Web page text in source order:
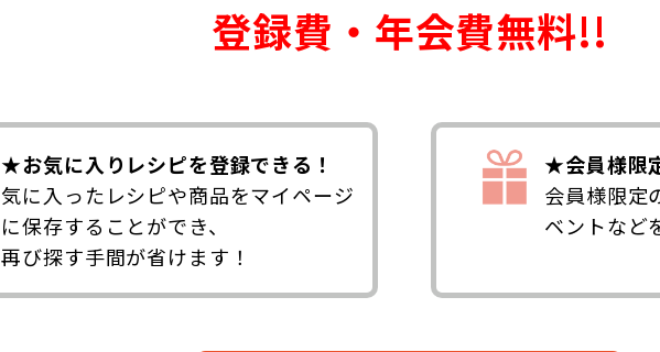
登録費・年会費無料!!
★お気に入りレシピを登録できる！
気に入ったレシピや商品をマイページ
に保存することができ、
再び探す手間が省けます！
★会員様限
会員様限定
ベントなど